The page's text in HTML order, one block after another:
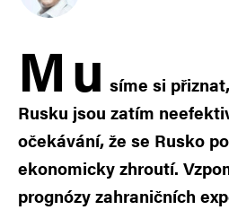
Mu síme si
Rusku jsou zatím
očekávání, že se Rusko
ekonomicky zhroutí.
prognózy zahraničních